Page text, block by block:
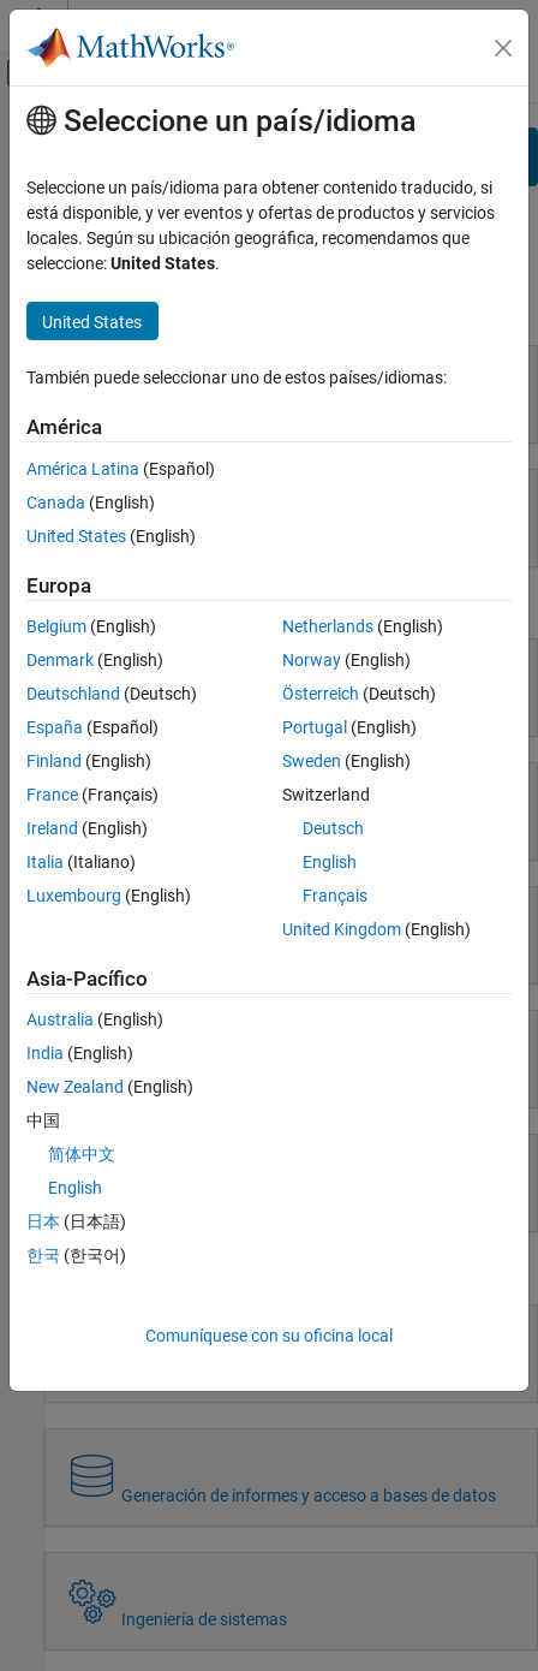
Saltar al contenido
Mostrar/ocultar menú de navegación
Ver por: Categoría
Using MATLAB
MATLAB
Using Simulink
Simulink
Physical Modeling
Real-Time Simulation and Testing
Workflows
Reporting and Database Access
Systems Engineering
Code Generation
Verification, Validation, and Test
Cloud Capabilities
Teaching and Learning
Mathematics and Optimization
Signal Processing
Test and Measurement
RF and Mixed Signal
Wireless Communications
Radar
Computational Finance
Computational Biology
Code Verification
Aerospace and Defense
Contenido principal
Search
Documentación
Uso de MATLAB
MATLAB Copilot
Uso de Simulink
Simulink
Simulink Copilot
Modelado basado en eventos
Flujos de trabajo
Generación de informes y acceso a bases de datos
Ingeniería de sistemas
Seleccione un país/idioma
Seleccione un país/idioma para obtener contenido traducido, si
está disponible, y ver eventos y ofertas de productos y servicios
locales. Según su ubicación geográfica, recomendamos que
seleccione:United States.
United States
También puede seleccionar uno de estos países/idiomas:
América
América Latina (Español)
Canada (English)
United States (English)
Europa
Belgium (English)
Denmark (English)
Deutschland (Deutsch)
España (Español)
Finland (English)
France (Français)
Ireland (English)
Italia (Italiano)
Luxembourg (English)
Netherlands(English)
Norway(English)
Österreich (Deutsch)
Portugal (English)
Sweden (English)
Switzerland
Deutsch
English
Français
United Kingdom(English)
Asia-Pacífico
Australia (English)
India (English)
New Zealand (English)
中国
简体中文
English
日本 (日本語)
한국 (한국어)
Comuníquese con su oficina local